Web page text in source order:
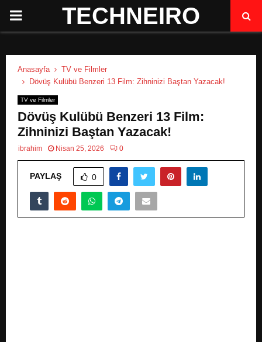
P
M
A
TECHNEIRO
Anasayfa
TV ve Filmler
Dövüş Kulübü Benzeri 13 Film: Zihninizi Baştan Yazacak!
TV ve Filmler
Dövüş Kulübü Benzeri 13 Film:
Zihninizi Baştan Yazacak!
ibrahim Nisan 25, 2026 0
PAYLAŞ 0